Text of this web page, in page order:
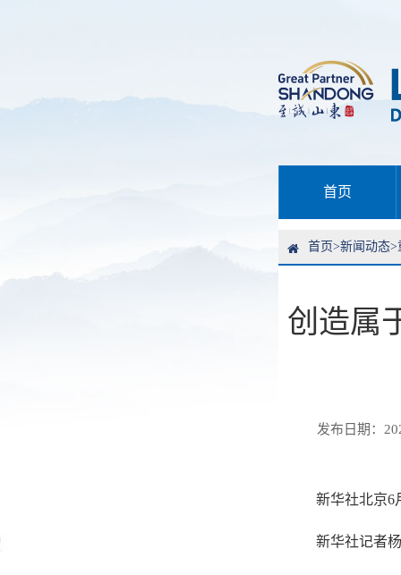
首页
首页>新闻动态>
创造属
发布日期：
新华社北京
新华社记者